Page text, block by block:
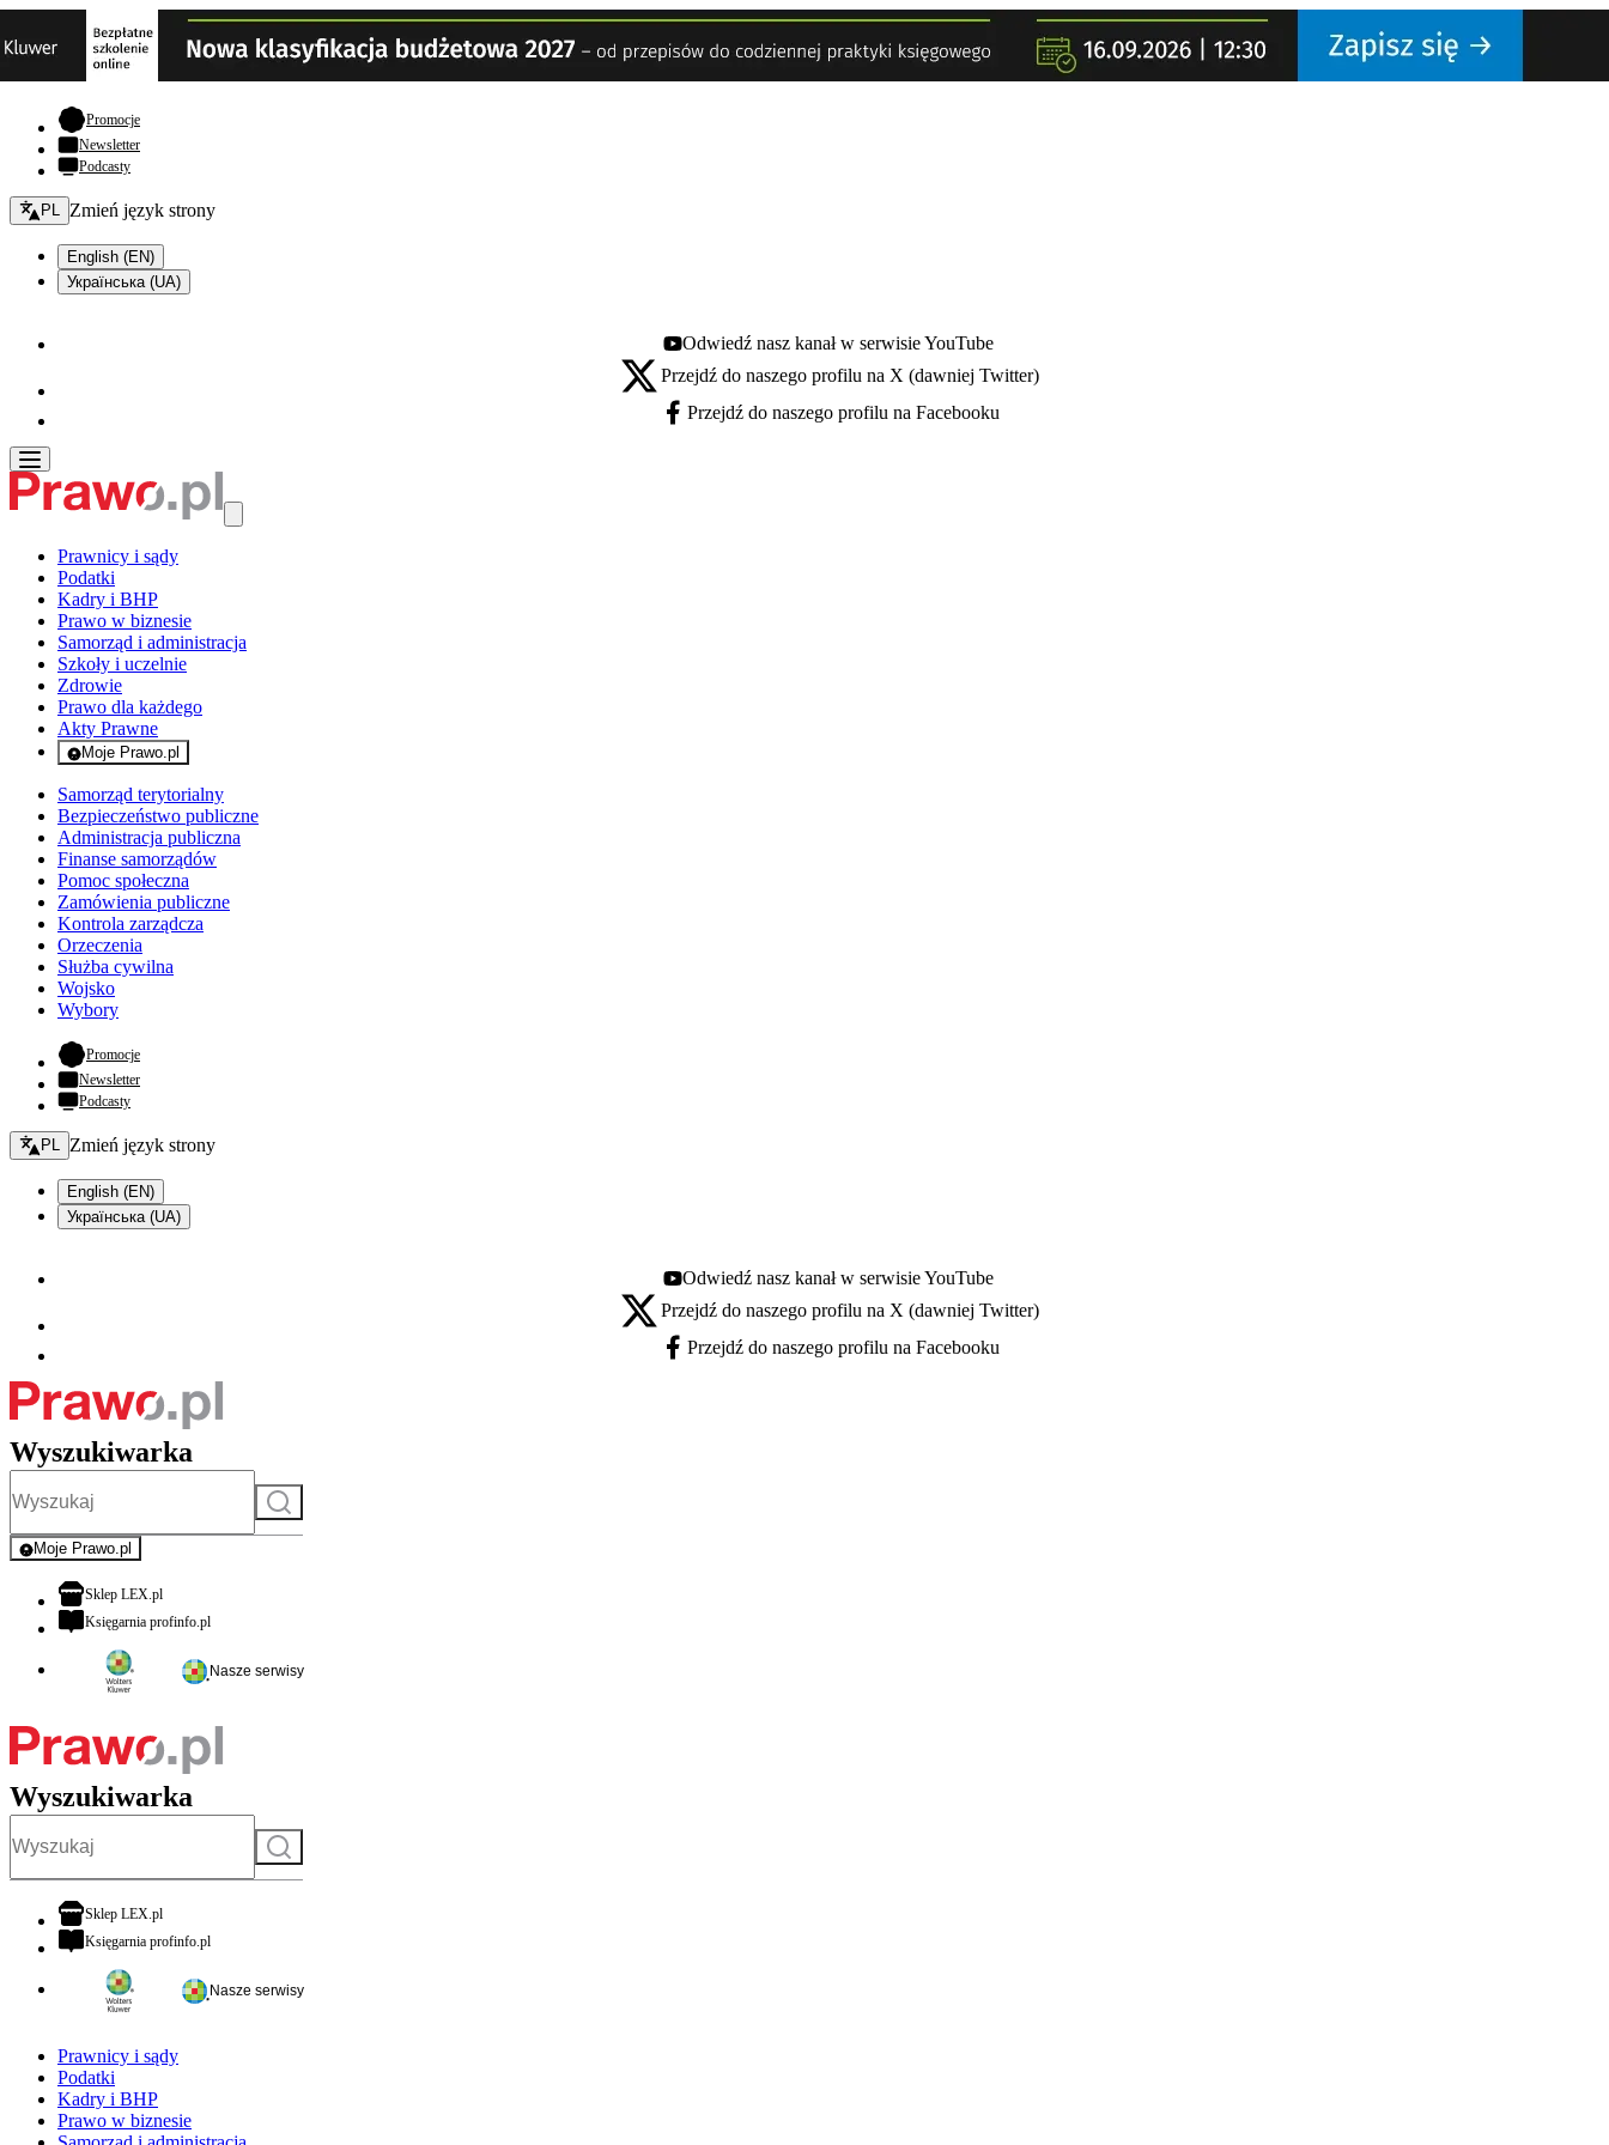
Promocje- otwiera się w nowej karcie
Newsletter
Podcasty
Zmień język - bieżący:
PL Zmień język strony
English (EN)
Українська (UA)
Youtube - otwiera się w nowej karcie
Odwiedź nasz kanał w serwisie YouTube
X - otwiera się w nowej karcie
Przejdź do naszego profilu na X (dawniej Twitter)
Facebook - otwiera się w nowej karcie
Przejdź do naszego profilu na Facebooku
Prawnicy i sądy
Podatki
Kadry i BHP
Prawo w biznesie
Samorząd i administracja
Szkoły i uczelnie
Zdrowie
Prawo dla każdego
Akty Prawne
Moje Prawo.pl
- rejestracja i logowanie do serwisu
Samorząd terytorialny
Bezpieczeństwo publiczne
Administracja publiczna
Finanse samorządów
Pomoc społeczna
Zamówienia publiczne
Kontrola zarządcza
Orzeczenia
Służba cywilna
Wojsko
Wybory
Promocje- otwiera się w nowej karcie
Newsletter
Podcasty
Zmień język - bieżący:
PL Zmień język strony
English (EN)
Українська (UA)
Youtube - otwiera się w nowej karcie
Odwiedź nasz kanał w serwisie YouTube
X - otwiera się w nowej karcie
Przejdź do naszego profilu na X (dawniej Twitter)
Facebook - otwiera się w nowej karcie
Przejdź do naszego profilu na Facebooku
Wyszukiwarka
Szukaj
Moje Prawo.pl
- rejestracja i logowanie do serwisu
Sklep LEX.plotwiera się w nowej karcie
Księgarnia profinfo.plotwiera się w nowej karcie
Nasze serwisy
Wyszukiwarka
Szukaj
Sklep LEX.plotwiera się w nowej karcie
Księgarnia profinfo.plotwiera się w nowej karcie
Nasze serwisy
Prawnicy i sądy
Podatki
Kadry i BHP
Prawo w biznesie